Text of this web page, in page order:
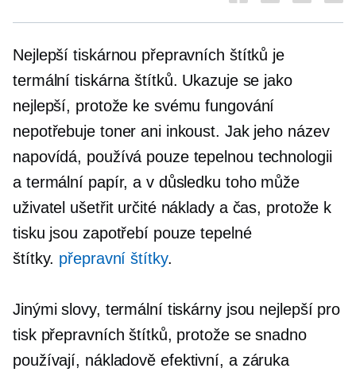
Nejlepší tiskárnou přepravních štítků je
termální tiskárna štítků. Ukazuje se jako
nejlepší, protože ke svému fungování
nepotřebuje toner ani inkoust. Jak jeho název
napovídá, používá pouze tepelnou technologii
a termální papír, a v důsledku toho může
uživatel ušetřit určité náklady a čas, protože k
tisku jsou zapotřebí pouze tepelné
štítky. přepravní štítky.
Jinými slovy, termální tiskárny jsou nejlepší pro
tisk přepravních štítků, protože se snadno
používají, nákladově efektivní, a záruka